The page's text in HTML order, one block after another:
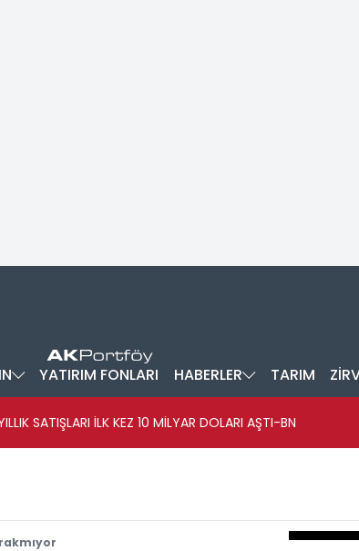
YATIRIM FONLARI HABERLER TARIM
SATIŞLARI İLK KEZ 10 MİLYAR DOLARI AŞTI-BN